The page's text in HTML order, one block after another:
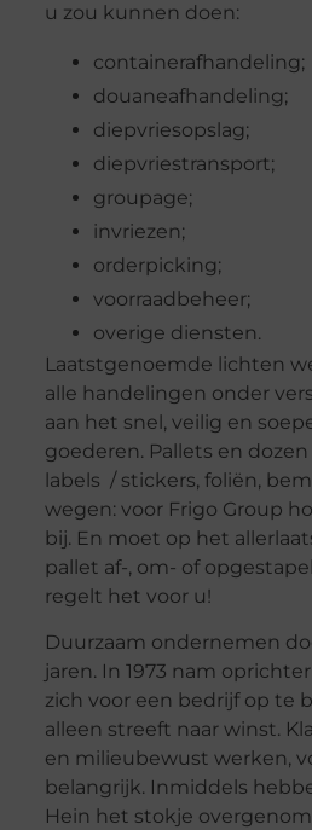
u zou kunnen doen:
containerafhandeling;
douaneafhandeling;
diepvriesopslag;
diepvriestransport;
groupage;
invriezen;
orderpicking;
voorraadbeheer;
overige diensten.
Laatstgenoemde lichten
alle handelingen onder
aan het snel, veilig en
goederen. Pallets en
labels / stickers, foliën,
wegen: voor Frigo Group
bij. En moet op het
pallet af-, om- of
regelt het voor u!
Duurzaam ondernemen
jaren. In 1973 nam
zich voor een bedrijf op te
alleen streeft naar winst.
en milieubewust werken,
belangrijk. Inmiddels
Hein het stokje